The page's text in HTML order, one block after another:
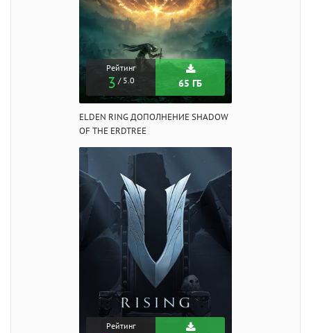
Рейтинг
3 / 5.0 65 ГБ
ELDEN RING ДОПОЛНЕНИЕ SHADOW
OF THE ERDTREE
Рейтинг